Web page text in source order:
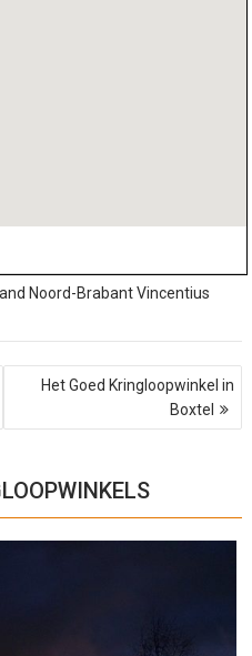
Noord-Brabant Vincentius
Het Goed Kringloopwinkel in
Boxtel